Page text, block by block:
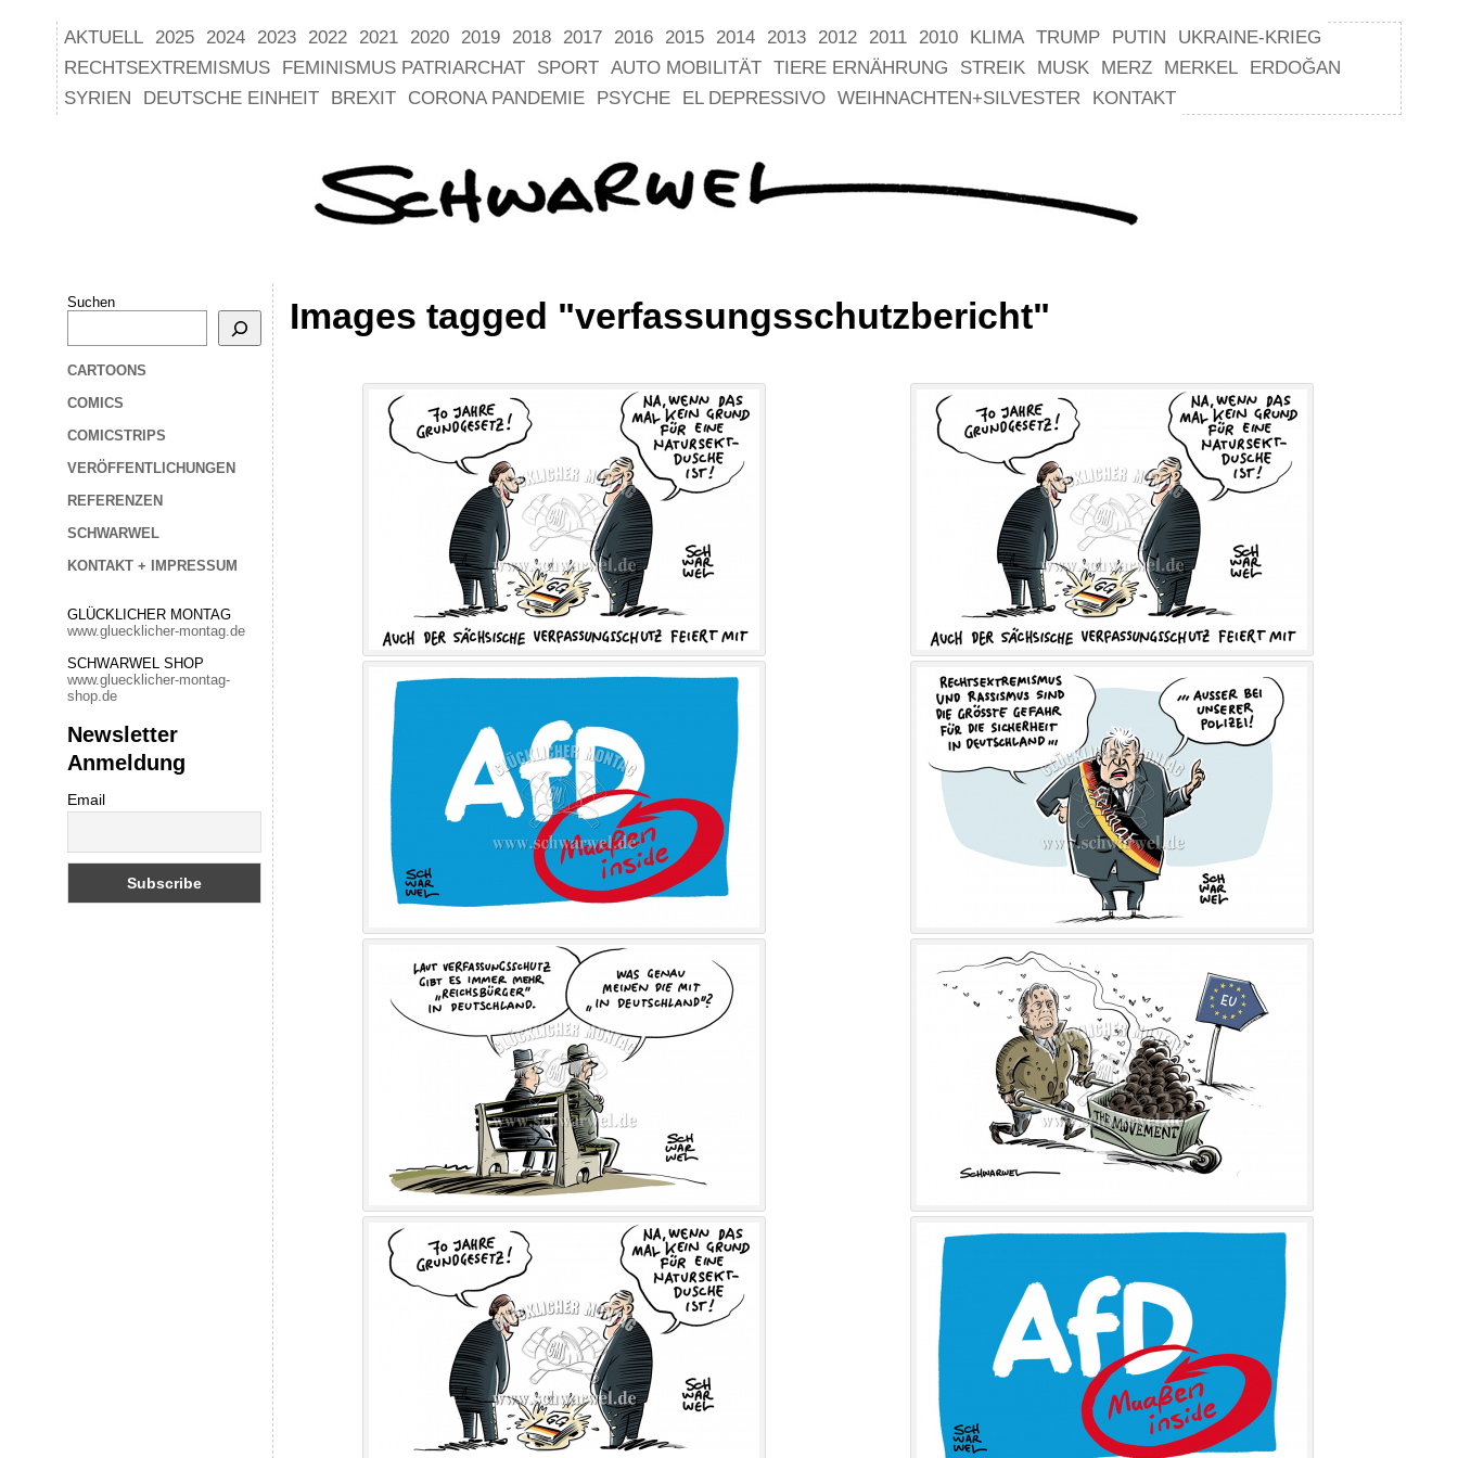
AKTUELL 2025 2024 2023 2022 2021 2020 2019 2018 2017 2016 2015 2014 2013 2012 2011 2010 KLIMA TRUMP PUTIN
UKRAINE-KRIEG
RECHTSEXTREMISMUS
FEMINISMUS PATRIARCHAT SPORT AUTO MOBILITÄT TIERE ERNÄHRUNG STREIK MUSK MERZ MERKEL
ERDOĞAN
SYRIEN
DEUTSCHE EINHEIT BREXIT CORONA PANDEMIE PSYCHE EL DEPRESSIVO WEIHNACHTEN+SILVESTER KONTAKT
Suchen
CARTOONS
COMICS
COMICSTRIPS
VERÖFFENTLICHUNGEN
REFERENZEN
SCHWARWEL
KONTAKT + IMPRESSUM
GLÜCKLICHER MONTAG
www.gluecklicher-montag.de
SCHWARWEL SHOP
www.gluecklicher-montag-
shop.de
Newsletter
Anmeldung
Email
Images tagged "verfassungsschutzbericht"